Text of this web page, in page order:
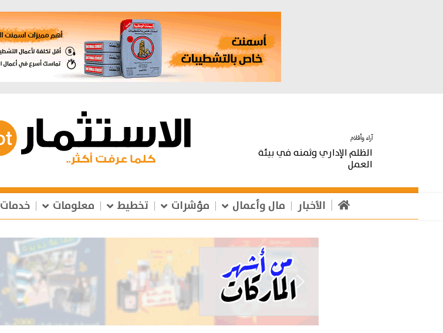
آراء وأقلام
الظلم الإداري وثمنه في بيئة
العمل
الأخبار مال وأعمال مؤشرات تخطيط معلومات خدمات